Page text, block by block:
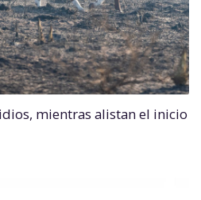
mientras alistan el inicio